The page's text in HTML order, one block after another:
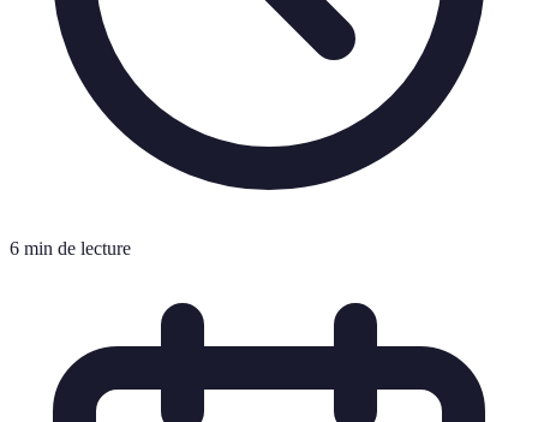
6 min de lecture